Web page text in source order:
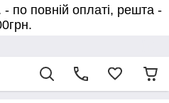
по повній оплаті, решта -